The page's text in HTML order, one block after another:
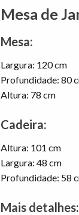
Mesa de
Mesa:
Largura: 120 cm
Profundidade: 80
Altura: 78 cm
Cadeira:
Altura: 101 cm
Largura: 48 cm
Profundidade: 58
Mais detalhes: